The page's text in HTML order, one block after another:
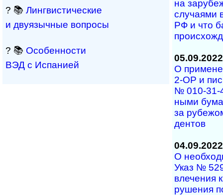
? 📚 Лингвистические
и двуязычные вопросы
? 📚 Особенности
ВЭД с Испанией
на
слу­ча­я­­ми
РФ и что
05.09.2022
О
2-ОР и
№ 010-31-
ны­ми
за
дентов
04.09.2022
О
Указ №
вле­че­ния
ру­ше­ния